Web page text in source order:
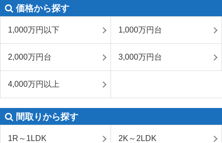
価格から探す
1,000万円以下 1,000万円台
2,000万円台 3,000万円台
4,000万円以上
間取りから探す
1R～1LDK 2K～2LDK